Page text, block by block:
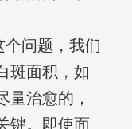
个问题，我们
斑面积，如
量治愈的，
键。即使面